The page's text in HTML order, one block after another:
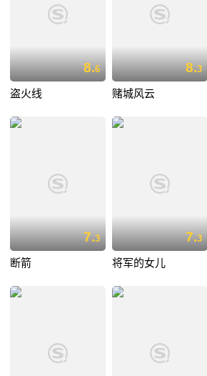
8.6
盗火线
8.3
赌城风云
7.3
断箭
7.3
将军的女儿